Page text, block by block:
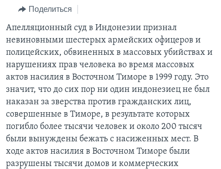
Перейти
поиск
ПОЧЕМУ ЭТО ВАЖНО?
ДИСКУССИЯ VOA
НЬЮ-ЙОРК NEW YORK
АМЕРИКА. БОЛЬШОЕ ПУТЕШЕСТВИЕ
А КАК В АМЕРИКЕ?
АРТЕФАКТЫ
АМЕРИКАНСКИЕ ГОРОДКИ
ТЕСТЫ
ФАКТЫ ПРОТИВ ФЕЙКОВ
ЗА СВОБОДУ ПРЕССЫ
УЧИМ АНГЛИЙСКИЙ
ВИДЕО
ПОДПИСКА НА НОВОСТИ
Learning English
СОЦИАЛЬНЫЕ СЕТИ
Поделиться
Апелляционный суд в Индонезии признал
невиновными шестерых армейских офицеров и
полицейских, обвиненных в массовых убийствах и
нарушениях прав человека во время массовых
актов насилия в Восточном Тиморе в 1999 году. Это
значит, что до сих пор ни один индонезиец не был
наказан за зверства против гражданских лиц,
совершенные в Тиморе, в результате которых
погибло более тысячи человек и около 200 тысяч
были вынуждены бежать с насиженных мест. В
ходе актов насилия в Восточном Тиморе были
разрушены тысячи домов и коммерческих